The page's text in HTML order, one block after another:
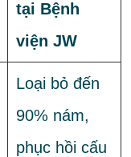
tại Bệnh
viện JW
Loại bỏ đến
90% nám,
phục hồi cấu